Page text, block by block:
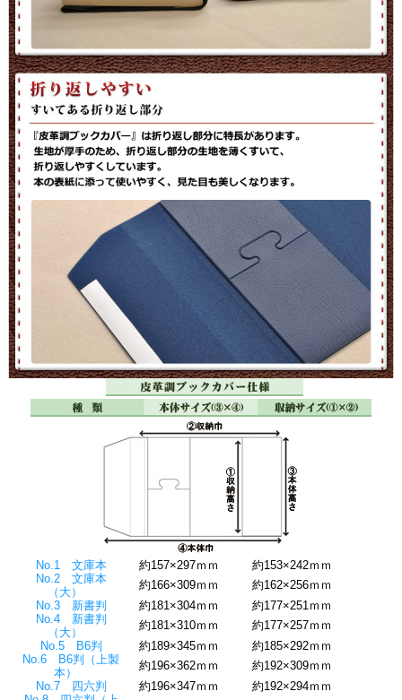
No.1 文庫本 約157×297ｍｍ
約153×242ｍｍ
No.2 文庫本
（大）
約166×309ｍｍ
約162×256ｍｍ
No.3 新書判
約181×304ｍｍ
約177×251ｍｍ
No.4 新書判
（大）
約181×310ｍｍ
約177×257ｍｍ
No.5 B6判
約189×345ｍｍ
約185×292ｍｍ
No.6 B6判（上製
本）
約196×362ｍｍ
約192×309ｍｍ
No.7 四六判
約196×347ｍｍ
約192×294ｍｍ